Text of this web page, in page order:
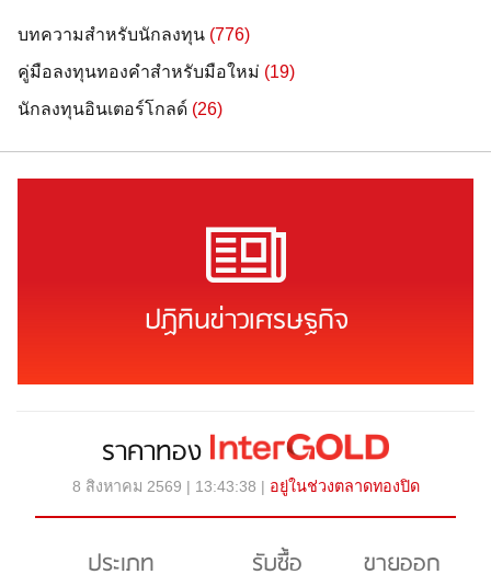
บทความสำหรับนักลงทุน (776)
คู่มือลงทุนทองคำสำหรับมือใหม่ (19)
นักลงทุนอินเตอร์โกลด์ (26)
ปฏิทินข่าวเศรษฐกิจ
ราคาทอง
8 สิงหาคม 2569 | 13:43:38 | อยู่ในช่วงตลาดทองปิด
ประเภท รับซื้อ
ขายออก